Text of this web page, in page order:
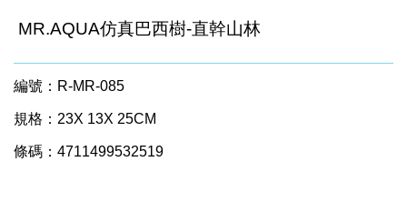
MR.AQUA仿真巴西樹-直幹山林
編號：R-MR-085
規格：23X 13X 25CM
條碼：4711499532519